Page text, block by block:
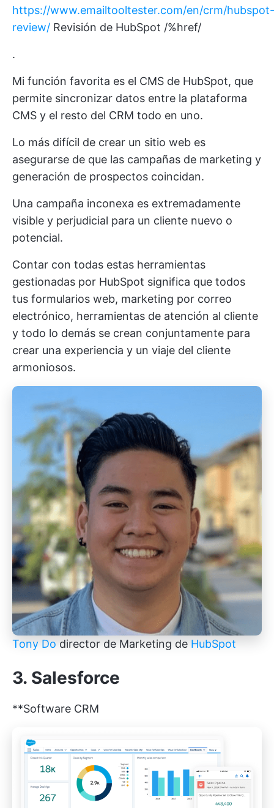
https://www.emailtooltester.com/en/crm/hubspot-
review/ Revisión de HubSpot /%href/
.
Mi función favorita es el CMS de HubSpot, que
permite sincronizar datos entre la plataforma
CMS y el resto del CRM todo en uno.
Lo más difícil de crear un sitio web es
asegurarse de que las campañas de marketing y
generación de prospectos coincidan.
Una campaña inconexa es extremadamente
visible y perjudicial para un cliente nuevo o
potencial.
Contar con todas estas herramientas
gestionadas por HubSpot significa que todos
tus formularios web, marketing por correo
electrónico, herramientas de atención al cliente
y todo lo demás se crean conjuntamente para
crear una experiencia y un viaje del cliente
armoniosos.
Tony Do director de Marketing de HubSpot
3. Salesforce
**Software CRM